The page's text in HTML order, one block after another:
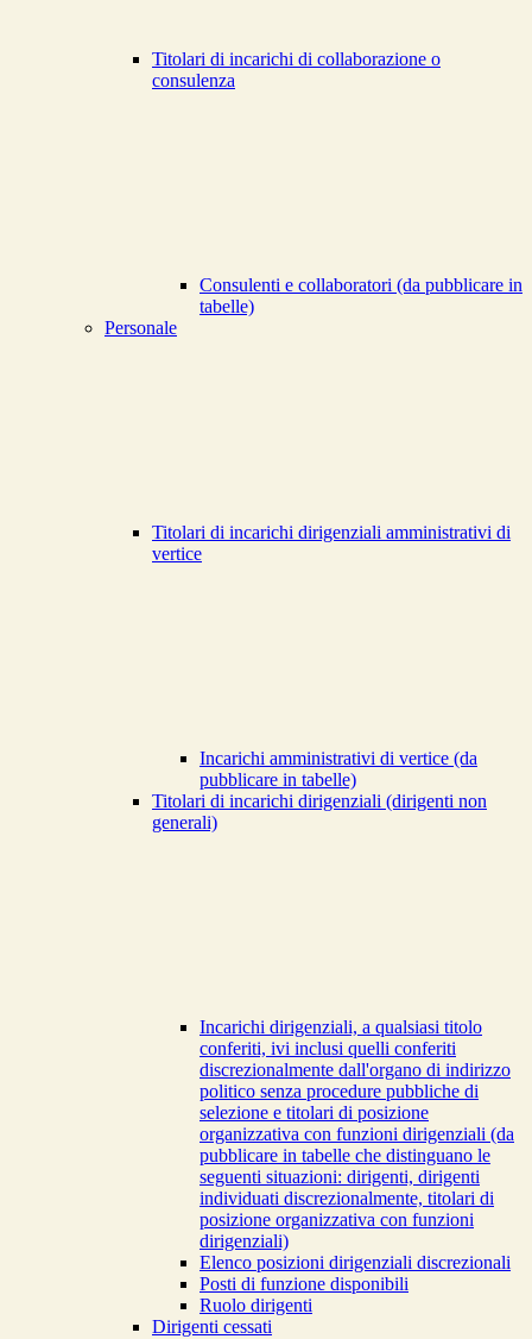
Titolari di incarichi di collaborazione o
consulenza
Consulenti e collaboratori (da pubblicare in
tabelle)
Personale
Titolari di incarichi dirigenziali amministrativi di
vertice
Incarichi amministrativi di vertice (da
pubblicare in tabelle)
Titolari di incarichi dirigenziali (dirigenti non
generali)
Incarichi dirigenziali, a qualsiasi titolo
conferiti, ivi inclusi quelli conferiti
discrezionalmente dall'organo di indirizzo
politico senza procedure pubbliche di
selezione e titolari di posizione
organizzativa con funzioni dirigenziali (da
pubblicare in tabelle che distinguano le
seguenti situazioni: dirigenti, dirigenti
individuati discrezionalmente, titolari di
posizione organizzativa con funzioni
dirigenziali)
Elenco posizioni dirigenziali discrezionali
Posti di funzione disponibili
Ruolo dirigenti
Dirigenti cessati